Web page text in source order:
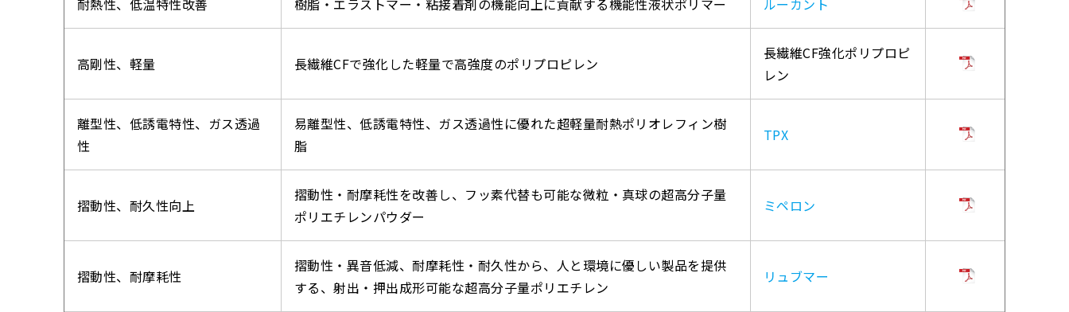
高剛性、軽量 長繊維CFで強化した軽量で高強度のポリプロピレン
長繊維CF強化ポリプロピ
レン
離型性、低誘電特性、ガス透過
性
易離型性、低誘電特性、ガス透過性に優れた超軽量耐熱ポリオレフィン樹
脂
TPX
摺動性、耐久性向上
摺動性・耐摩耗性を改善し、フッ素代替も可能な微粒・真球の超高分子量
ポリエチレンパウダー
ミペロン
摺動性、耐摩耗性
摺動性・異音低減、耐摩耗性・耐久性から、人と環境に優しい製品を提供
する、射出・押出成形可能な超高分子量ポリエチレン
リュブマー